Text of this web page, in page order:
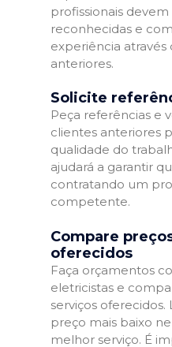
profissionais
reconhecidas e
experiência através
anteriores.
Solicite
Peça referências e
clientes anteriores
qualidade do
ajudará a garantir
contratando um
competente.
Compare
oferecidos
Faça orçamentos
eletricistas e
serviços
preço mais baixo
melhor serviço. É